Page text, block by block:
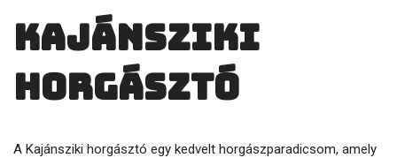
Kajánsziki
horgásztó
A Kajánsziki horgásztó egy kedvelt horgászparadicsom, amely